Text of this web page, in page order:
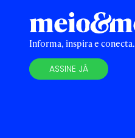
Informa, inspira e conecta.
ASSINE JÁ